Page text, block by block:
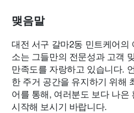
맺음말
대전 서구 갈마2동 민트케어의
소는 그들만의 전문성과 고객
만족도를 자랑하고 있습니다.
한 주거 공간을 유지하기 위해
어를 통해, 여러분도 보다 나은
시작해 보시기 바랍니다.